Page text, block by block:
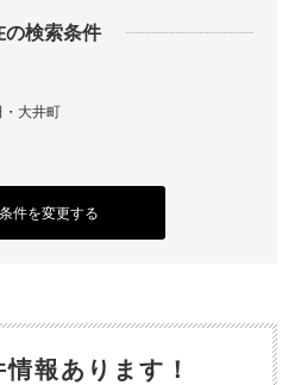
の検索条件
・大井町
件を変更する
報あります！